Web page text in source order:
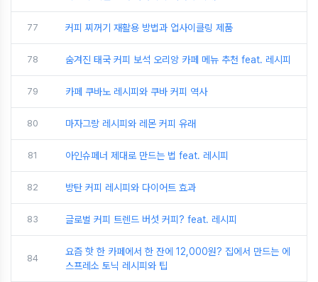
77 커피 찌꺼기 재활용 방법과 업사이클링 제품
78 숨겨진 태국 커피 보석 오리앙 카페 메뉴 추천 feat. 레시피
79 카페 쿠바노 레시피와 쿠바 커피 역사
80 마자그랑 레시피와 레몬 커피 유래
81 아인슈페너 제대로 만드는 법 feat. 레시피
82 방탄 커피 레시피와 다이어트 효과
83 글로벌 커피 트렌드 버섯 커피? feat. 레시피
84
요즘 핫 한 카페에서 한 잔에 12,000원? 집에서 만드는 에
스프레소 토닉 레시피와 팁